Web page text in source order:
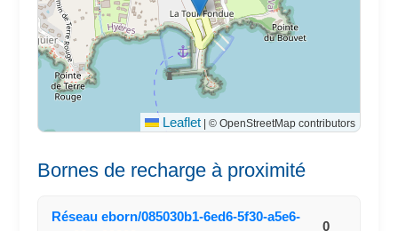
Leaflet © OpenStreetMap contributors
Bornes de recharge à proximité
Réseau eborn/085030b1-6ed6-5f30-a5e6-
0